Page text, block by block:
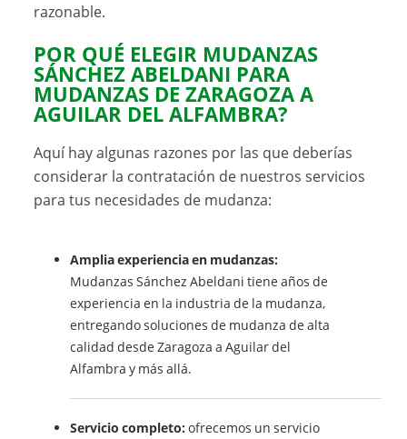
razonable.
POR QUÉ ELEGIR MUDANZAS
SÁNCHEZ ABELDANI PARA
MUDANZAS DE ZARAGOZA A
AGUILAR DEL ALFAMBRA?
Aquí hay algunas razones por las que deberías
considerar la contratación de nuestros servicios
para tus necesidades de mudanza:
Amplia experiencia en mudanzas:
Mudanzas Sánchez Abeldani tiene años de
experiencia en la industria de la mudanza,
entregando soluciones de mudanza de alta
calidad desde Zaragoza a Aguilar del
Alfambra y más allá.
Servicio completo: ofrecemos un servicio